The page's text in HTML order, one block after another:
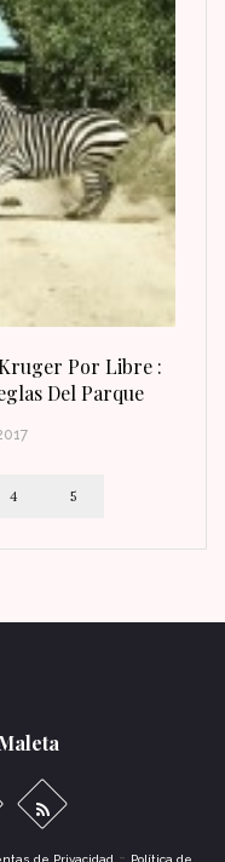
Por Libre :
Del Parque
4 5
-